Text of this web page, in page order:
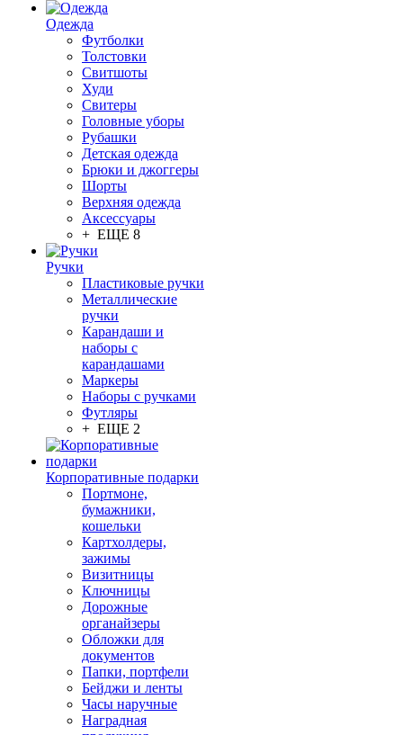
Одежда
Футболки
Толстовки
Свитшоты
Худи
Свитеры
Головные уборы
Рубашки
Детская одежда
Брюки и джоггеры
Шорты
Верхняя одежда
Аксессуары
+ ЕЩЕ 8
Ручки
Пластиковые ручки
Металлические
ручки
Карандаши и
наборы с
карандашами
Маркеры
Наборы с ручками
Футляры
+ ЕЩЕ 2
Корпоративные подарки
Портмоне,
бумажники,
кошельки
Картхолдеры,
зажимы
Визитницы
Ключницы
Дорожные
органайзеры
Обложки для
документов
Папки, портфели
Бейджи и ленты
Часы наручные
Наградная